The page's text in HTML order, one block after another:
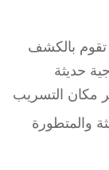
بالكشف
حديثة
مكان التسريب
والمتطورة